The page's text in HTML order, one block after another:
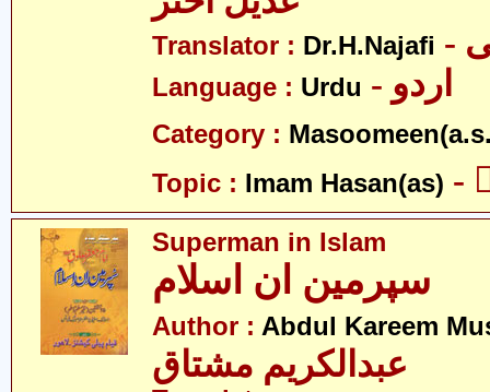
Translator : Dr.H.Najafi
Language : Urdu - اردو
Category :
Topic : Imam Hasan(as)
Superman in Islam
سپرمین ان اسلام
Author : Abdul Kareem
عبدالکریم مشتاق